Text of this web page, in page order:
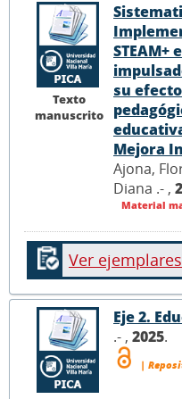
Texto
manuscrito
su
Mejora
Ajona,
Diana .- ,
Material
Ver ejemplares
Eje 2.
.- , 2025.
|